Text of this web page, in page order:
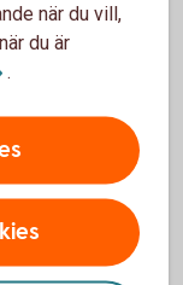
när du vill,
du är
.